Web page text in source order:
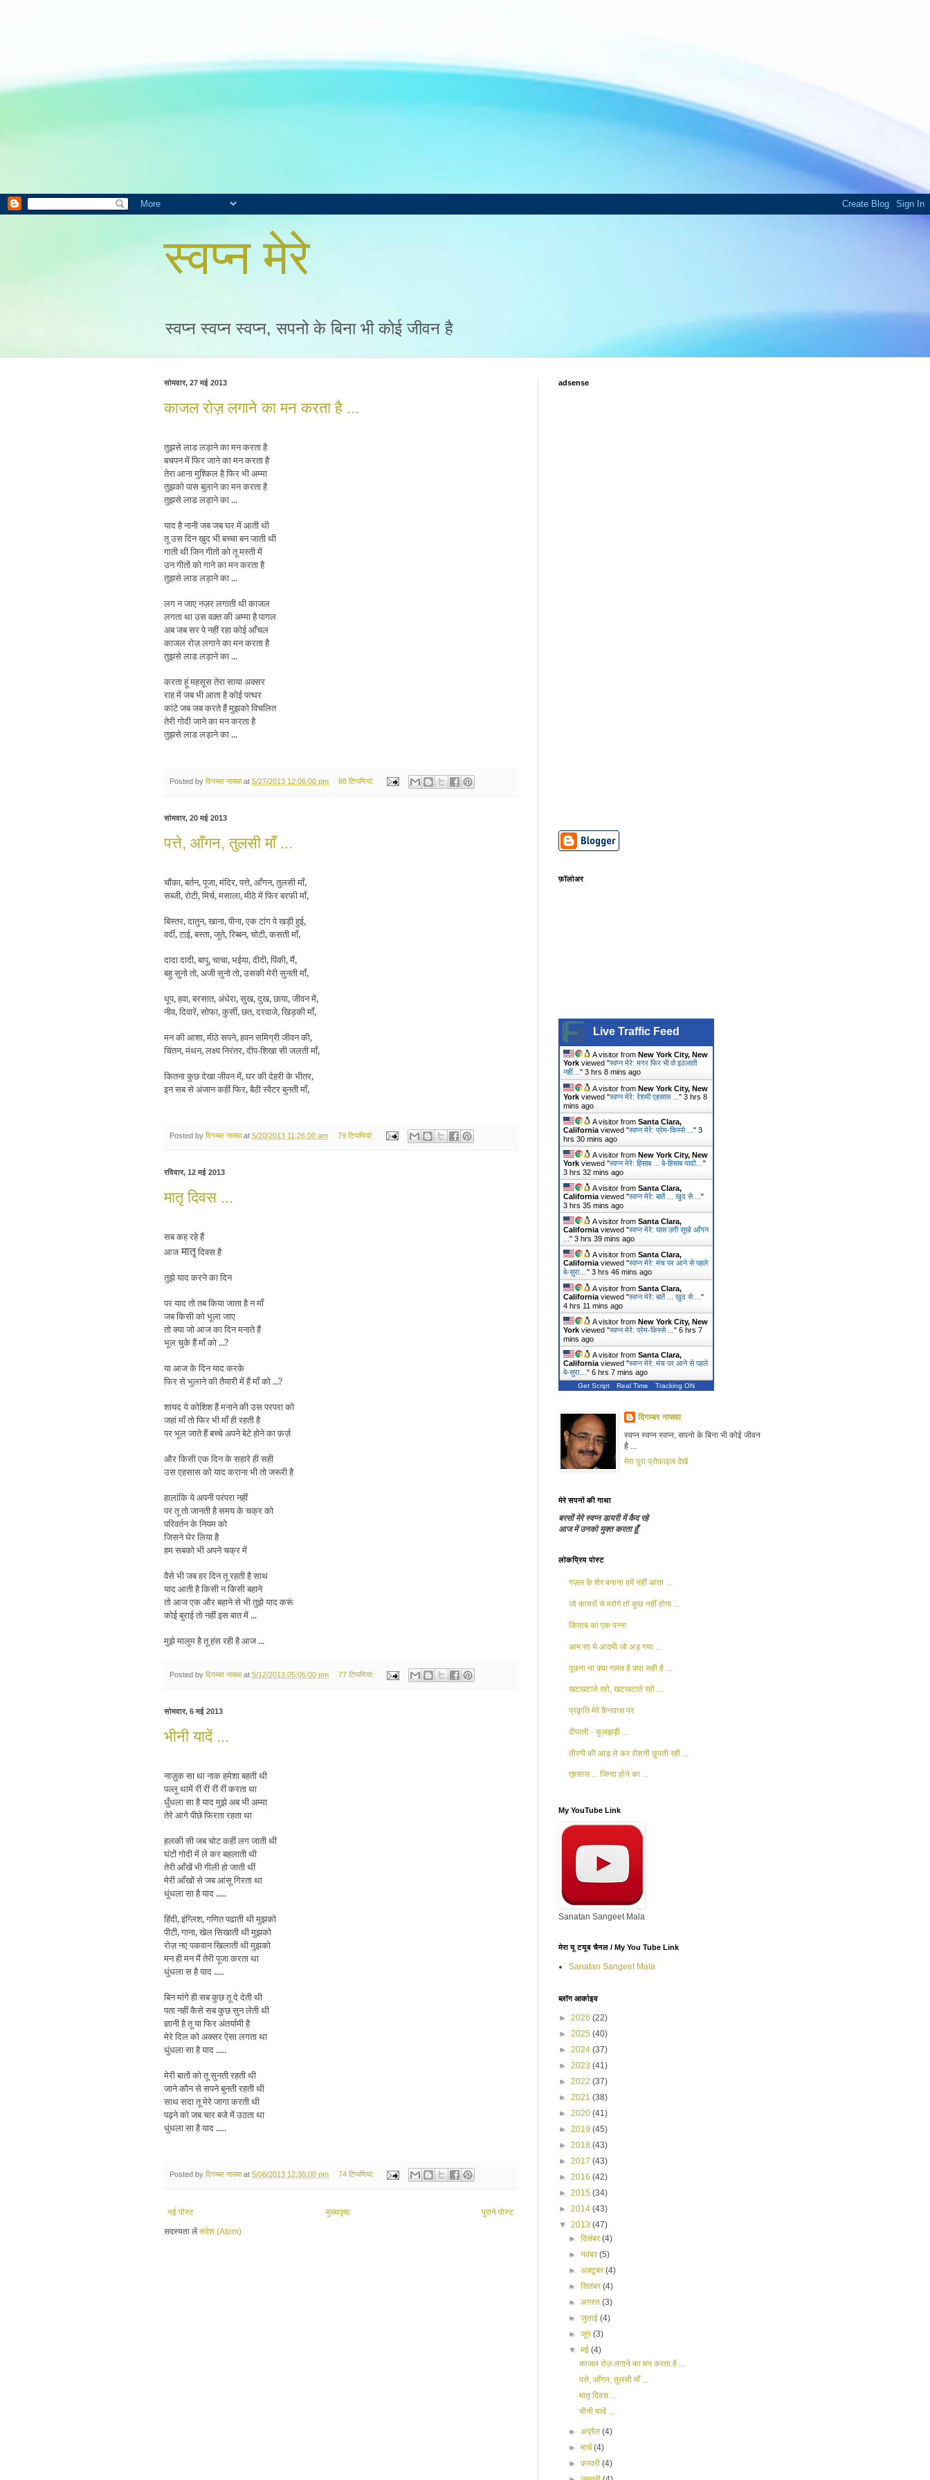
स्वप्न मेरे
स्वप्न स्वप्न स्वप्न, सपनो के बिना भी कोई जीवन है
सोमवार, 27 मई 2013
काजल रोज़ लगाने का मन करता है ...
तुझसे लाड लड़ाने का मन करता है
बचपन में फिर जाने का मन करता है
तेरा आना मुश्किल है फिर भी अम्मा
तुझको पास बुलाने का मन करता है
तुझसे लाड लड़ाने का ...
याद है नानी जब जब घर में आती थी
तू उस दिन खुद भी बच्चा बन जाती थी
गाती थी जिन गीतों को तू मस्ती में
उन गीतों को गाने का मन करता है
तुझसे लाड लड़ाने का ...
लग न जाए नज़र लगाती थी काजल
लगता था उस वक़्त की अम्मा है पागल
अब जब सर पे नहीं रहा कोई आँचल
काजल रोज़ लगाने का मन करता है
तुझसे लाड लड़ाने का ...
करता हूं महसूस तेरा साया अक्सर
राह में जब भी आता है कोई पत्थर
कांटे जब जब करते हैं मुझको विचलित
तेरी गोदी जाने का मन करता है
तुझसे लाड लड़ाने का ...
Posted by दिगम्बर नासवा at 5/27/2013 12:06:00 pm 88 टिप्‍पणियां:
सोमवार, 20 मई 2013
पत्ते, आँगन, तुलसी माँ ...
चौंका, बर्तन, पूजा, मंदिर, पत्ते, आँगन, तुलसी माँ,
सब्जी, रोटी, मिर्च, मसाला, मीठे में फिर बरफी माँ,
बिस्तर, दातुन, खाना, पीना, एक टांग पे खड़ी हुई,
वर्दी, टाई, बस्ता, जूते, रिब्बन, चोटी, कसती माँ,
दादा दादी, बापू, चाचा, भईया, दीदी, पिंकी, मैं,
बहु सुनो तो, अजी सुनो तो, उसकी मेरी सुनती माँ,
धूप, हवा, बरसात, अंधेरा, सुख, दुख, छाया, जीवन में,
नीव, दिवारें, सोफा, कुर्सी, छत, दरवाजे, खिड़की माँ,
मन की आशा, मीठे सपने, हवन समिग्री जीवन की,
चिंतन, मंथन, लक्ष्य निरंतर, दीप-शिखा सी जलती माँ,
कितना कुछ देखा जीवन में, घर की देहरी के भीतर,
इन सब से अंजान कहीं फिर, बैठी स्वैटर बुनती माँ,
Posted by दिगम्बर नासवा at 5/20/2013 11:26:00 am 79 टिप्‍पणियां:
रविवार, 12 मई 2013
मातृ दिवस ...
सब कह रहे हैं
आजमातृदिवस है
तुझे याद करने का दिन
पर याद तो तब किया जाता है न माँ
जब किसी को भूला जाए
तो क्या जो आज का दिन मनाते हैं
भूल चुके हैं माँ को ...?
या आज के दिन याद करके
फिर से भुलाने की तैयारी में हैं माँ को ...?
शायद ये कोशिश हैं मनाने की उस परपरा को
जहां माँ तो फिर भी माँ ही रहती है
पर भूल जाते हैं बच्चेअपने बेटे होने का फ़र्ज़
और किसी एक दिन के सहारे ही सही
उस एहसास को याद कराना भी तो जरूरी है
हालांकि ये अपनी परंपरा नहीं
पर तू तो जानती है समय के चक्र को
परिवर्तन के नियम को
जिसने घेर लिया है
हम सबको भी अपने चक्र में
वैसे भी जब हर दिन तू रहती है साथ
याद आती है किसी न किसी बहाने
तो आज एक और बहाने से भी तुझे याद करूं
कोई बुराई तो नहीं इस बात में ...
मुझे मालुम है तू हंस रही है आज ...
Posted by दिगम्बर नासवा at 5/12/2013 05:05:00 pm 77 टिप्‍पणियां:
सोमवार, 6 मई 2013
भीनी यादें ...
नाज़ुक सा था नाक हमेशा बहती थी
पल्लू थामें रीं रीं रीं रीं करता था
धुँधला सा है याद मुझे अब भी अम्मा
तेरे आगे पीछे फिरता रहता था
हलकी सी जब चोट कहीं लग जाती थी
घंटों गोदी में ले कर बहलाती थी
तेरी आँखें भी गीली हो जाती थीं
मेरी आँखों से जब आंसू गिरता था
धुंधला सा है याद .....
हिंदी, इंग्लिश, गणित पढाती थी मुझको
पीटी, गाना, खेल सिखाती थी मुझको
रोज़ नए पकवान खिलाती थी मुझको
मन ही मन मैं तेरी पूजा करता था
धुंधला स है याद .....
बिन मांगे ही सब कुछ तू दे देती थी
पता नहीं कैसे सब कुछ सुन लेती थी
ज्ञानी है तू या फिर अंतर्यामी है
मेरे दिल को अक्सर ऐसा लगता था
धुंधला सा है याद .....
मेरी बातों को तू सुनती रहती थी
जाने कौन से सपने बुनती रहती थी
साथ सदा तू मेरे जागा करती थी
पढ़ने को जब चार बजे में उठता था
धुंधला सा है याद .....
Posted by दिगम्बर नासवा at 5/06/2013 12:36:00 pm 74 टिप्‍पणियां:
नई पोस्ट पुराने पोस्ट
मुख्यपृष्ठ
सदस्यता लें संदेश (Atom)
adsense
फ़ॉलोअर
Live Traffic Feed
A visitor from New York City, New
York viewed "स्वप्न मेरे: मगर फिर भी वो इठलाती
नहीं… " 3 hrs 8 mins ago
A visitor from New York City, New
York viewed "स्वप्न मेरे: रेशमी एहसास ... " 3 hrs 8
mins ago
A visitor from Santa Clara,
California viewed "स्वप्न मेरे: प्रेम-किस्से ... " 3
hrs 30 mins ago
A visitor from New York City, New
York viewed "स्वप्न मेरे: हिसाब ... बे-हिसाब यादों… "
3 hrs 32 mins ago
A visitor from Santa Clara,
California viewed "स्वप्न मेरे: बातें ... खुद से ... "
3 hrs 35 mins ago
A visitor from Santa Clara,
California viewed "स्वप्न मेरे: घास उगी सूखे आँगन
" 3 hrs 39 mins ago
A visitor from Santa Clara,
California viewed "स्वप्न मेरे: मंच पर आने से पहले
बे-सुरा… " 3 hrs 46 mins ago
A visitor from Santa Clara,
California viewed "स्वप्न मेरे: बातें ... खुद से ... "
4 hrs 11 mins ago
A visitor from New York City, New
York viewed "स्वप्न मेरे: प्रेम-किस्से ... " 6 hrs 7
mins ago
A visitor from Santa Clara,
California viewed "स्वप्न मेरे: मंच पर आने से पहले
बे-सुरा… " 6 hrs 7 mins ago
Get Script Real Time Tracking ON
दिगम्बर नासवा
स्वप्न स्वप्न स्वप्न, सपनो के बिना भी कोई जीवन
है ...
मेरा पूरा प्रोफ़ाइल देखें
मेरे सपनों की गाथा
बरसों मेरे स्वप्न डायरी में कैद रहे
आज में उनको मुक्त करता हूँ
लोकप्रिय पोस्ट
गज़ल के शेर बनाना हमें नहीं आता ...
जो कायरों से मरोगे तो कुछ नहीं होगा ...
किताब का एक पन्ना
आम सा ये आदमी जो अड़ गया ...
पूछना ना क्या गलत है क्या सही है ...
खटखटाते रहो, खटखटाते रहो ...
प्रकृति मेरे कैनवास पर
दीपाली - फुलझड़ी ...
तीरगी की आड़ ले कर रौशनी छुपती रही ...
एहसास ... जिन्दा होने का ...
My YouTube Link
Sanatan Sangeet Mala
मेरा यू टयूब चैनल / My You Tube Link
Sanatan Sangeet Mala
ब्लॉग आर्काइव
► 2026 (22)
► 2025 (40)
► 2024 (37)
► 2023 (41)
► 2022 (37)
► 2021 (38)
► 2020 (41)
► 2019 (45)
► 2018 (43)
► 2017 (43)
► 2016 (42)
► 2015 (34)
► 2014 (43)
▼ 2013 (47)
►दिसंबर(4)
►नवंबर(5)
►अक्टूबर(4)
►सितंबर(4)
►अगस्त(3)
►जुलाई(4)
►जून(3)
▼मई(4)
काजल रोज़ लगाने का मन करता है ...
पत्ते, आँगन, तुलसी माँ ...
मातृ दिवस ...
भीनी यादें ...
►अप्रैल(4)
►मार्च(4)
►फ़रवरी(4)